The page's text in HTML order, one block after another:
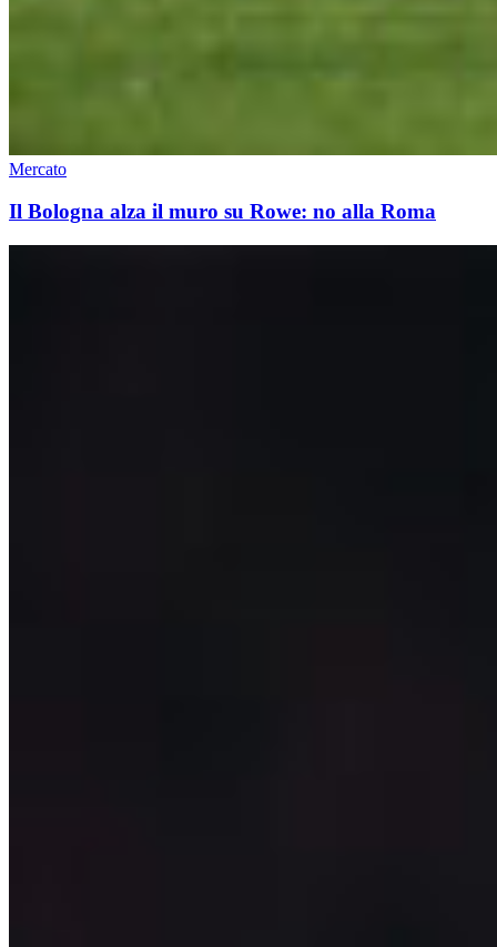
Mercato
Il Bologna alza il muro su Rowe: no alla Roma